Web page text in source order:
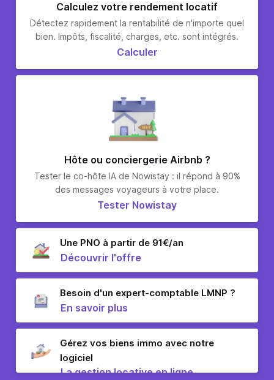
Calculez votre rendement locatif
Détectez rapidement la rentabilité de n'importe quel
bien. Impôts, fiscalité, charges, etc. sont intégrés.
Calculer
Hôte ou conciergerie Airbnb ?
Tester le co-hôte IA de Nowistay : il répond à 90%
des messages voyageurs à votre place.
Tester Nowistay
Une PNO à partir de 91€/an
Découvrir l'offre
Besoin d'un expert-comptable LMNP ?
En savoir plus
Gérez vos biens immo avec notre
logiciel
La gestion locative en ligne